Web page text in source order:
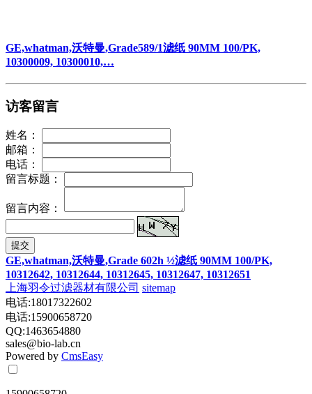
GE,whatman,沃特曼,Grade589/1滤纸 90MM 100/PK,
10300009, 10300010,…
访客留言
姓名：
邮箱：
电话：
留言标题：
留言内容：
提交
GE,whatman,沃特曼,Grade 602h ½滤纸 90MM 100/PK,
10312642, 10312644, 10312645, 10312647, 10312651
上海羽令过滤器材有限公司 sitemap
电话:18017322602
电话:15900658720
QQ:1463654880
sales@bio-lab.cn
Powered by CmsEasy